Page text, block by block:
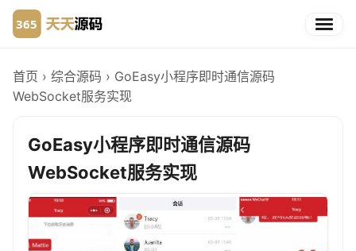
首页 › 综合源码 › GoEasy小程序即时通信源码
WebSocket服务实现
GoEasy小程序即时通信源码
WebSocket服务实现